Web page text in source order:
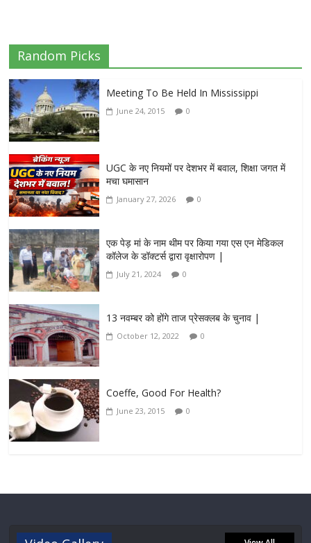
Random Picks
Meeting To Be Held In Mississippi
June 24, 2015 0
UGC के नए नियमों पर देशभर में बवाल, शिक्षा जगत में
मचा घमासान
January 27, 2026 0
एक पेड़ मां के नाम थीम पर किया गया एस एन मेडिकल
कॉलेज के डॉक्टर्स द्वारा वृक्षारोपण |
July 21, 2024 0
13 नवम्बर को होंगे ताज प्रेसक्लब के चुनाव |
October 12, 2022 0
Coeffe, Good For Health?
June 23, 2015 0